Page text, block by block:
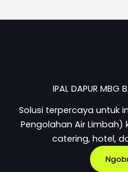
IPAL DAPUR MBG
Solusi terpercaya untuk
Pengolahan Air
catering, hotel,